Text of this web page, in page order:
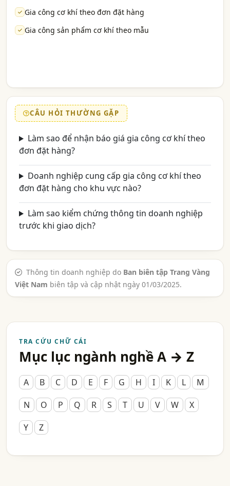
Gia công cơ khí theo đơn đặt hàng
Gia công sản phẩm cơ khí theo mẫu
CÂU HỎI THƯỜNG GẶP
Làm sao để nhận báo giá gia công cơ khí theo
đơn đặt hàng?
Doanh nghiệp cung cấp gia công cơ khí theo
đơn đặt hàng cho khu vực nào?
Làm sao kiểm chứng thông tin doanh nghiệp
trước khi giao dịch?
Thông tin doanh nghiệp do Ban biên tập Trang Vàng
Việt Nam biên tập và cập nhật ngày 01/03/2025.
TRA CỨU CHỮ CÁI
Mục lục ngành nghề A → Z
A B C D E F G H I K L
M
N
O P Q R S T U V W
X
Y
Z